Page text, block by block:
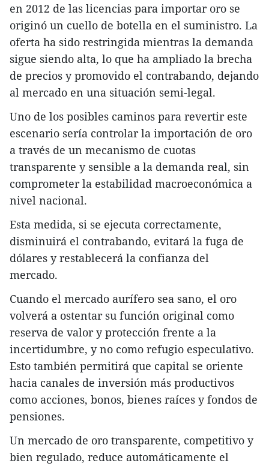
en 2012 de las licencias para importar oro se
originó un cuello de botella en el suministro. La
oferta ha sido restringida mientras la demanda
sigue siendo alta, lo que ha ampliado la brecha
de precios y promovido el contrabando, dejando
al mercado en una situación semi-legal.
Uno de los posibles caminos para revertir este
escenario sería controlar la importación de oro
a través de un mecanismo de cuotas
transparente y sensible a la demanda real, sin
comprometer la estabilidad macroeconómica a
nivel nacional.
Esta medida, si se ejecuta correctamente,
disminuirá el contrabando, evitará la fuga de
dólares y restablecerá la confianza del
mercado.
Cuando el mercado aurífero sea sano, el oro
volverá a ostentar su función original como
reserva de valor y protección frente a la
incertidumbre, y no como refugio especulativo.
Esto también permitirá que capital se oriente
hacia canales de inversión más productivos
como acciones, bonos, bienes raíces y fondos de
pensiones.
Un mercado de oro transparente, competitivo y
bien regulado, reduce automáticamente el